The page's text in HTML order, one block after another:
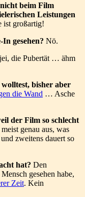
beim Film
Leistungen
ist großartig!
gesehen? Nö.
die Pubertät … ähm
bisher aber
die Wand … Asche
der Film so schlecht
genau aus, was
zweitens dauert so
hat? Den
gesehen habe,
Zeit. Kein